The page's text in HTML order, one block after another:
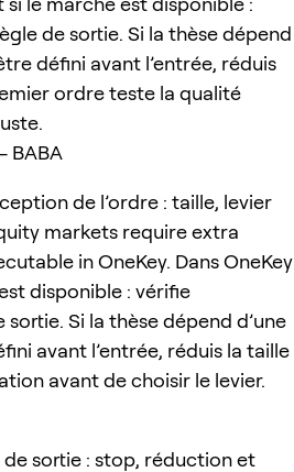
de sortie. Si la thèse dépend
défini avant l’entrée, réduis
ordre teste la qualité
BABA
de l’ordre : taille, levier
markets require extra
in OneKey. Dans OneKey
disponible : vérifie
Si la thèse dépend d’une
avant l’entrée, réduis la taille
avant de choisir le levier.
sortie : stop, réduction et